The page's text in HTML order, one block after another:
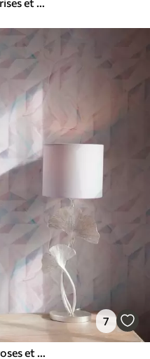
7
Motifs géométriques abstraits roses et bleus